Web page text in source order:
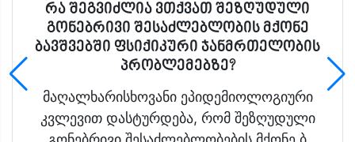
რა შეგვიძლია ვთქვათ შეზღუდული
გონებრივი შესაძლებლობის მქონე
ბავშვებში ფსიქიკური ჯანმრთელობის
პრობლემებზე?
მაღალხარისხოვანი ეპიდემიოლოგიური
კვლევით დასტურდება, რომ შეზღუდული